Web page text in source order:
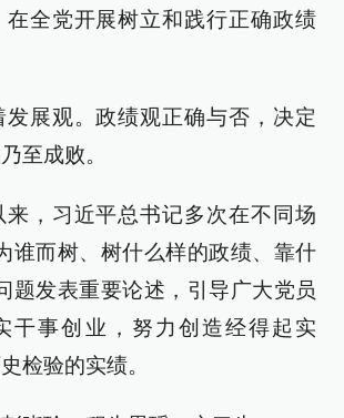
在全党开展树立和践行正确政绩
展观。政绩观正确与否，决定
至成败。
来，习近平总书记多次在不同场
谁而树、树什么样的政绩、靠什
题发表重要论述，引导广大党员
干事创业，努力创造经得起实
检验的实绩。